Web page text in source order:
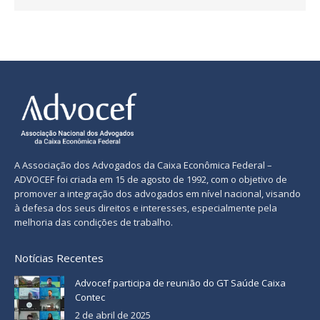
A Associação dos Advogados da Caixa Econômica Federal –
ADVOCEF foi criada em 15 de agosto de 1992, com o objetivo de
promover a integração dos advogados em nível nacional, visando
à defesa dos seus direitos e interesses, especialmente pela
melhoria das condições de trabalho.
Notícias Recentes
Advocef participa de reunião do GT Saúde Caixa
Contec
2 de abril de 2025